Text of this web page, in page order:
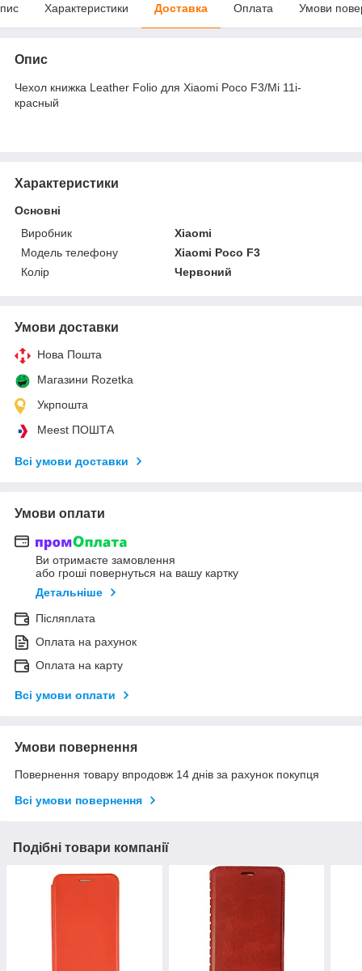
Характеристики Доставка Оплата Умови
Опис
Чехол книжка Leather Folio для Xiaomi Poco F3/Mi 11i-
красный
Характеристики
Основні
Виробник
Xiaomi
Модель телефону
Xiaomi Poco F3
Колір
Червоний
Умови доставки
Нова Пошта
Магазини Rozetka
Укрпошта
Meest ПОШТА
Всі умови доставки
Умови оплати
Ви отримаєте замовлення
або гроші повернуться на вашу картку
Детальніше
Післяплата
Оплата на рахунок
Оплата на карту
Всі умови оплати
Умови повернення
Повернення товару впродовж 14 днів за рахунок покупця
Всі умови повернення
Подібні товари компанії